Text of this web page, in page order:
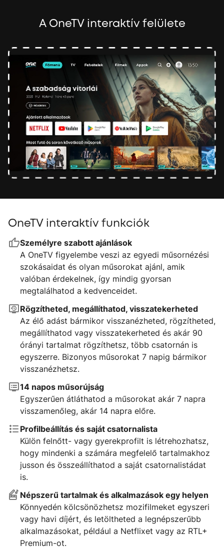
A OneTV interaktív felülete
OneTV interaktív funkciók
Személyre szabott ajánlások
A OneTV figyelembe veszi az egyedi műsornézési
szokásaidat és olyan műsorokat ajánl, amik
valóban érdekelnek, így mindig gyorsan
megtalálhatod a kedvenceidet.
Rögzítheted, megállíthatod, visszatekerheted
Az élő adást bármikor visszanézheted, rögzítheted,
megállíthatod vagy visszatekerheted és akár 90
órányi tartalmat rögzíthetsz, több csatornán is
egyszerre. Bizonyos műsorokat 7 napig bármikor
visszanézhetsz.
14 napos műsorújság
Egyszerűen átláthatod a műsorokat akár 7 napra
visszamenőleg, akár 14 napra előre.
Profilbeállítás és saját csatornalista
Külön felnőtt- vagy gyerekprofilt is létrehozhatsz,
hogy mindenki a számára megfelelő tartalmakhoz
jusson és összeállíthatod a saját csatornalistádat
is.
Népszerű tartalmak és alkalmazások egy helyen
Könnyedén kölcsönözhetsz mozifilmeket egyszeri
vagy havi díjért, és letöltheted a legnépszerűbb
alkalmazásokat, például a Netflixet vagy az RTL+
Premium-ot.